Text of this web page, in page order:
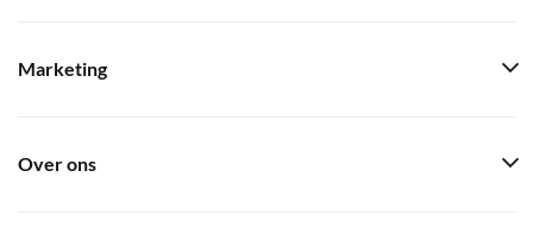
Marketing
Over ons